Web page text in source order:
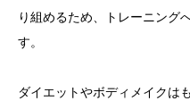
り組めるため、トレーニング
す。
ダイエットやボディメイクは